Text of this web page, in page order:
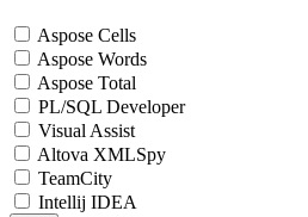
Aspose Cells
Aspose Words
Aspose Total
PL/SQL Developer
Visual Assist
Altova XMLSpy
TeamCity
Intellij IDEA